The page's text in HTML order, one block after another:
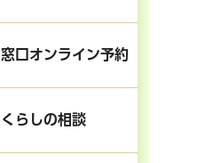
窓口オンライン予約
くらしの相談